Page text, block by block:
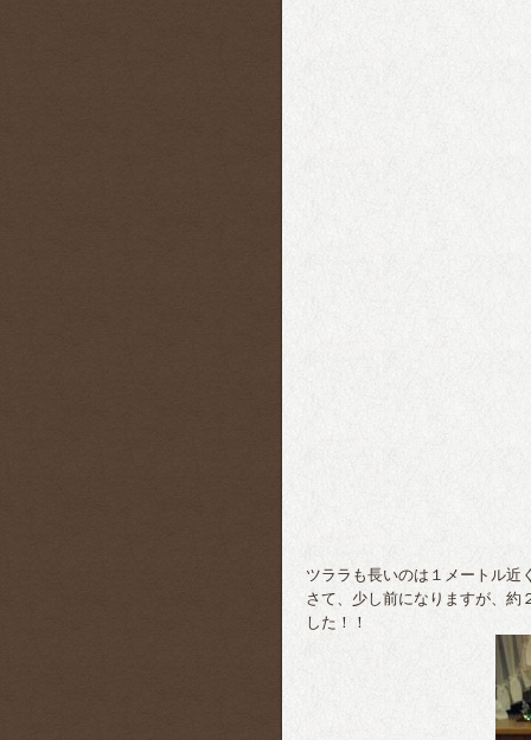
ツララも長いのは１メートル近
さて、少し前になりますが、
した！！